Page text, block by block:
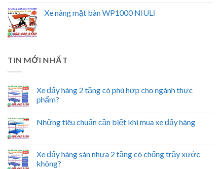
Xe nâng mặt bàn WP1000 NIULI
TIN MỚI NHẤT
Xe đẩy hàng 2 tầng có phù hợp cho ngành thực
phẩm?
Những tiêu chuẩn cần biết khi mua xe đẩy hàng
Xe đẩy hàng sàn nhựa 2 tầng có chống trầy xước
không?